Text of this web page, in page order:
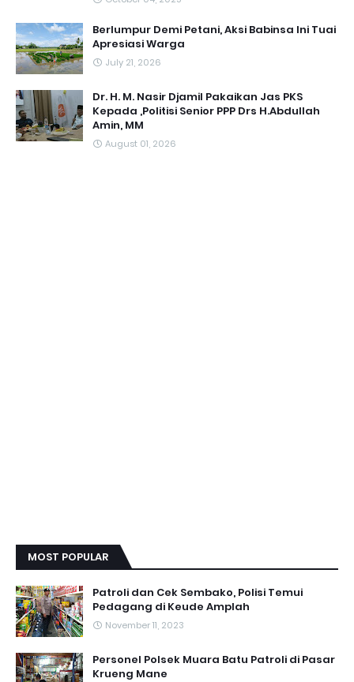
Berlumpur Demi Petani, Aksi Babinsa Ini Tuai
Apresiasi Warga
July 21, 2026
Dr. H. M. Nasir Djamil Pakaikan Jas PKS
Kepada ,Politisi Senior PPP Drs H.Abdullah
Amin, MM
August 01, 2026
MOST POPULAR
Patroli dan Cek Sembako, Polisi Temui
Pedagang di Keude Amplah
November 11, 2023
Personel Polsek Muara Batu Patroli di Pasar
Krueng Mane